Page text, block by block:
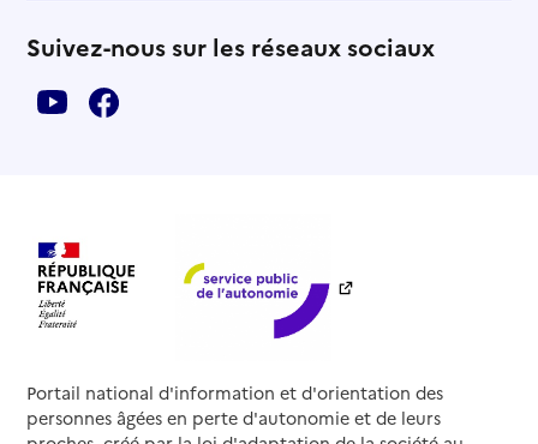
Suivez-nous sur les réseaux sociaux
Portail national d'information et d'orientation des
personnes âgées en perte d'autonomie et de leurs